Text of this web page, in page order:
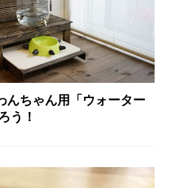
ちゃん用「ウォーター
う！